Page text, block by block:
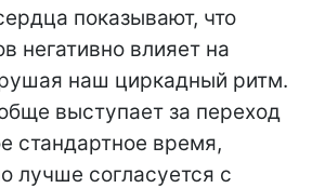
показывают, что
негативно влияет на
наш циркадный ритм.
выступает за переход
стандартное время,
лучше согласуется с